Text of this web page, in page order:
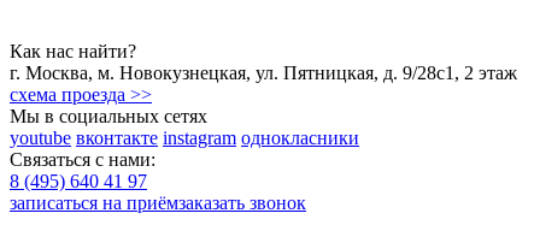
Как нас найти?
г. Москва, м. Новокузнецкая, ул. Пятницкая, д. 9/28с1 , 2 этаж
схема проезда >>
Мы в социальных сетях
youtube вконтакте instagram однокласники
Связаться с нами:
8 (495) 640 41 97
записаться на приёмзаказать звонок